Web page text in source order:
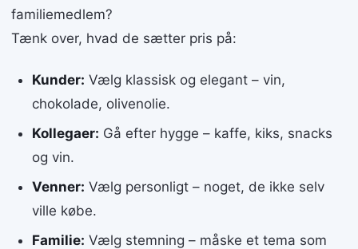
familiemedlem?
Tænk over, hvad de sætter pris på:
Kunder: Vælg klassisk og elegant – vin,
chokolade, olivenolie.
Kollegaer: Gå efter hygge – kaffe, kiks, snacks
og vin.
Venner: Vælg personligt – noget, de ikke selv
ville købe.
Familie: Vælg stemning – måske et tema som